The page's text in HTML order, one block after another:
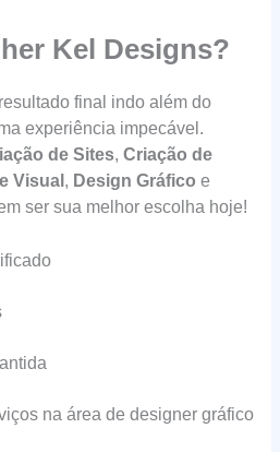
Kel Designs?
final indo além do
experiência impecável.
de Sites, Criação de
Visual , Design Gráfico e
ser sua melhor escolha hoje!
na área de designer gráfico